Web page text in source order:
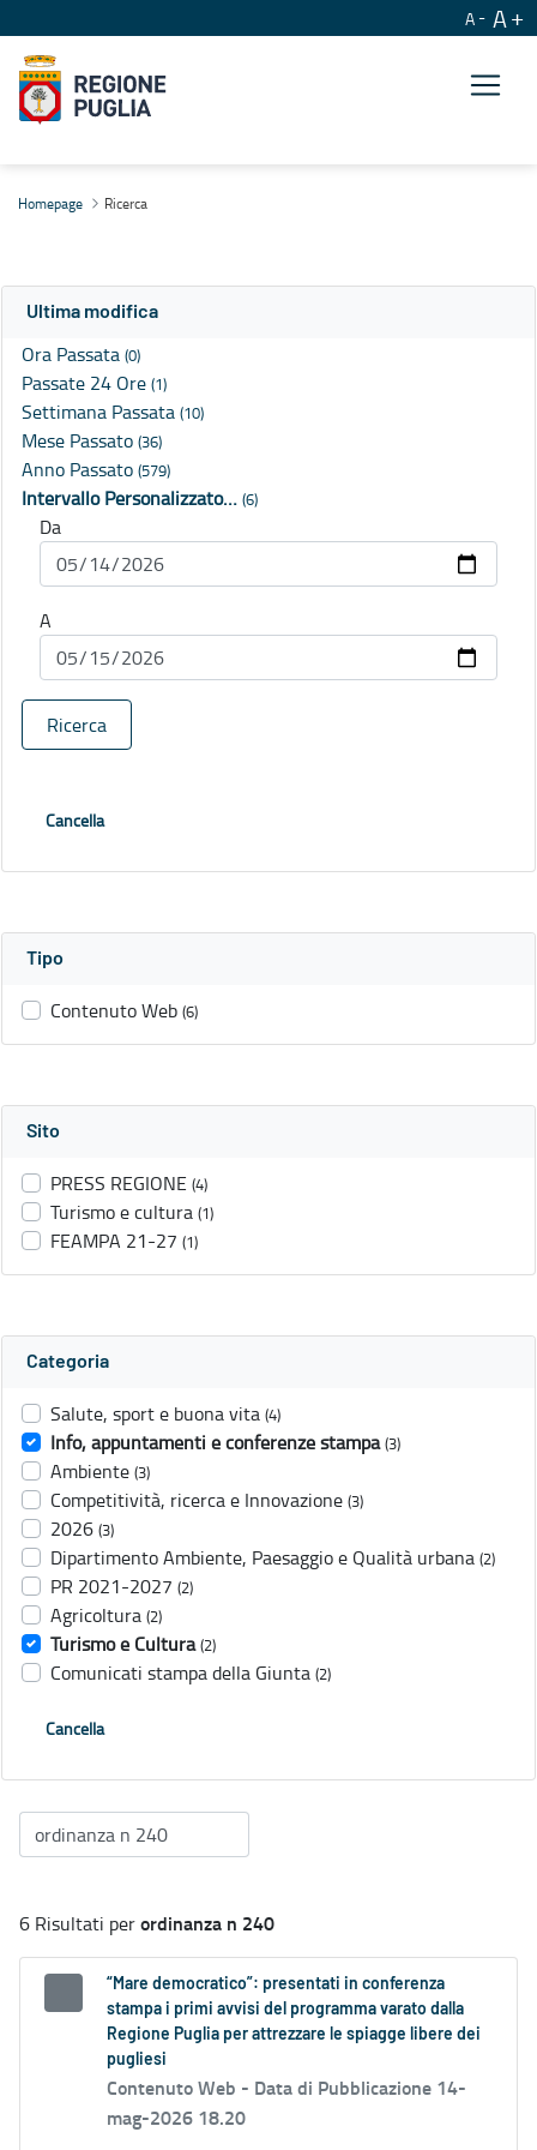
A A
Homepage Ricerca
Ultima modifica
Ora Passata (0)
Passate 24 Ore (1)
Settimana Passata (10)
Mese Passato (36)
Anno Passato (579)
Intervallo Personalizzato… (6)
Da
A
Ricerca
Cancella
Tipo
Contenuto Web (6)
Sito
PRESS REGIONE (4)
Turismo e cultura (1)
FEAMPA 21-27 (1)
Categoria
Salute, sport e buona vita (4)
Info, appuntamenti e conferenze stampa (3)
Ambiente (3)
Competitività, ricerca e Innovazione (3)
2026 (3)
Dipartimento Ambiente, Paesaggio e Qualità urbana (2)
PR 2021-2027 (2)
Agricoltura (2)
Turismo e Cultura (2)
Comunicati stampa della Giunta (2)
Cancella
6 Risultati perordinanza n 240
“Mare democratico”: presentati in conferenza
stampa i primi avvisi del programma varato dalla
Regione Puglia per attrezzare le spiagge libere dei
pugliesi
Contenuto Web - Data di Pubblicazione 14-
mag-2026 18.20